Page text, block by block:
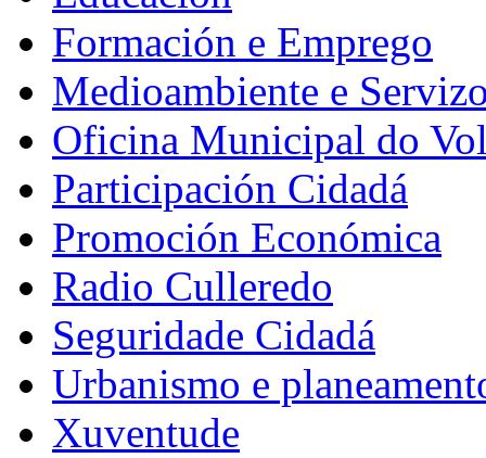
Formación e Emprego
Medioambiente e
Oficina Municipal do
Participación Cidadá
Promoción Económica
Radio Culleredo
Seguridade Cidadá
Urbanismo e
Xuventude